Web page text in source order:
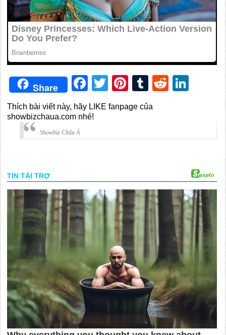
Share Facebook
TwitterPinterest
TumblrReddit
Thích bài viết này, hãy LIKE fanpage của
showbizchaua.com nhé!
Showbiz Châu Á